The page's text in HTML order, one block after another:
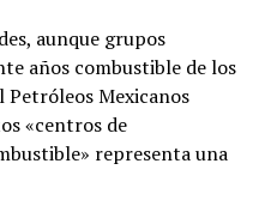
aunque grupos
años combustible de los
Petróleos Mexicanos
«centros de
representa una